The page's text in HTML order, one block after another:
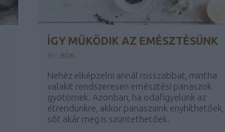
ÍGY MŰKÖDIK AZ EMÉSZTÉSÜNK
BDK
Nehéz elképzelni annál rosszabbat, mintha
valakit rendszeresen emésztési panaszok
gyötörnek. Azonban, ha odafigyelünk az
étrendünkre, akkor panaszaink enyhíthetőek,
sőt akár meg is szüntethetőek.